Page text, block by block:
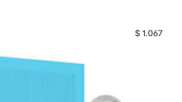
$ 1.067